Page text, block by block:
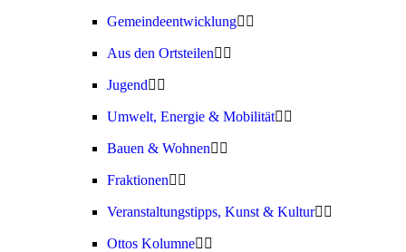
Gemeindeentwicklung
Aus den Ortsteilen
Jugend
Umwelt, Energie & Mobilität
Bauen & Wohnen
Fraktionen
Veranstaltungstipps, Kunst & Kultur
Ottos Kolumne